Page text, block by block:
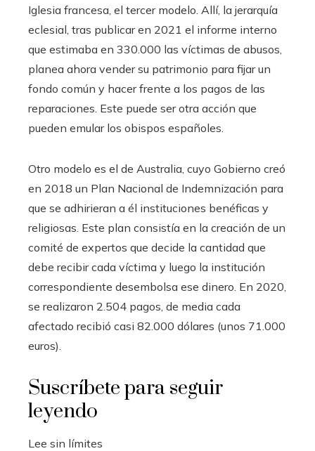
Iglesia francesa, el tercer modelo. Allí, la jerarquía
eclesial, tras publicar en 2021 el informe interno
que estimaba en 330.000 las víctimas de abusos,
planea ahora vender su patrimonio para fijar un
fondo común y hacer frente a los pagos de las
reparaciones. Este puede ser otra acción que
pueden emular los obispos españoles.
Otro modelo es el de Australia, cuyo Gobierno creó
en 2018 un Plan Nacional de Indemnización para
que se adhirieran a él instituciones benéficas y
religiosas. Este plan consistía en la creación de un
comité de expertos que decide la cantidad que
debe recibir cada víctima y luego la institución
correspondiente desembolsa ese dinero. En 2020,
se realizaron 2.504 pagos, de media cada
afectado recibió casi 82.000 dólares (unos 71.000
euros).
Suscríbete para seguir
leyendo
Lee sin límites